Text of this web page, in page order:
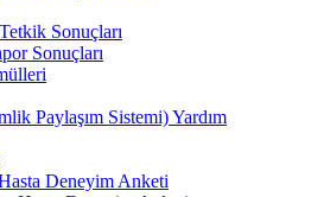
Sonuçları
Sonuçları
Paylaşım Sistemi) Yardım
Deneyim Anketi